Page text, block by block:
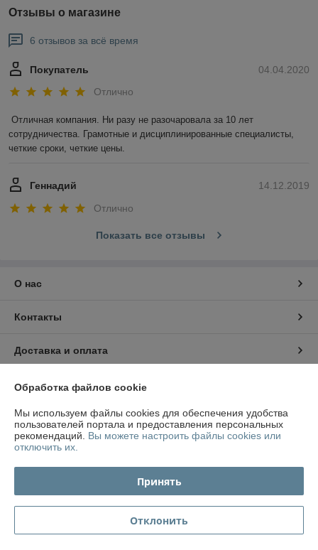
Отзывы о магазине
6 отзывов за всё время
04.04.2020
Покупатель
Отлично
Отличная компания. Ни разу не разочаровала за 10 лет
сотрудничества. Грамотные и дисциплинированные специалисты,
четкие сроки, четкие цены.
14.12.2019
Геннадий
Отлично
Показать все отзывы
О нас
Контакты
Доставка и оплата
График работы
Полная версия сайта
Политика обработки cookies
Сайт создан на платформе Deal.by
Обработка файлов cookie
Мы используем файлы cookies для обеспечения удобства
пользователей портала и предоставления персональных
рекомендаций. Вы можете настроить файлы cookies или
отключить их.
Принять
Отклонить